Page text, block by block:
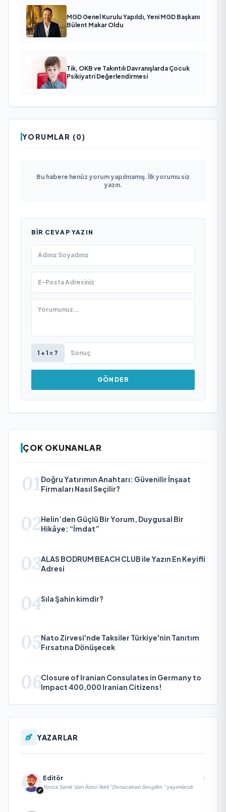
MGD Genel Kurulu Yapıldı, Yeni MGD Başkanı
Bülent Makar Oldu
Tik, OKB ve Takıntılı Davranışlarda Çocuk
Psikiyatri Değerlendirmesi
YORUMLAR (0)
Bu habere henüz yorum yapılmamış. İlk yorumu siz
yazın.
BIR CEVAP YAZIN
1 + 1 = ?
GÖNDER
ÇOK OKUNANLAR
01 Doğru Yatırımın Anahtarı: Güvenilir İnşaat
Firmaları Nasıl Seçilir?
02Helin’den Güçlü Bir Yorum, Duygusal Bir
Hikâye: “İmdat”
03ALAS BODRUM BEACH CLUB ile Yazın En Keyifli
Adresi
04Sıla Şahin kimdir?
05Nato Zirvesi'nde Taksiler Türkiye'nin Tanıtım
Fırsatına Dönüşecek
06Closure of Iranian Consulates in Germany to
Impact 400,000 Iranian Citizens!
YAZARLAR
Editör
Yonca Samlı ‘dan İkinci Tekli “Donacaksın Sevgilim “ yayımlandı